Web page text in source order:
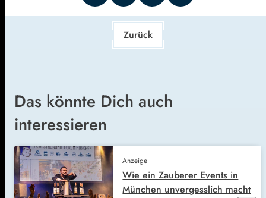
Zurück
Das könnte Dich auch
interessieren
Anzeige
Wie ein Zauberer Events in
München unvergesslich macht